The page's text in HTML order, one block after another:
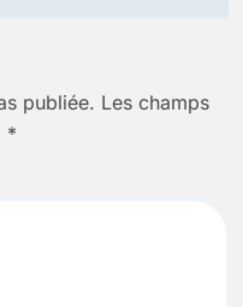
publiée. Les champs
*